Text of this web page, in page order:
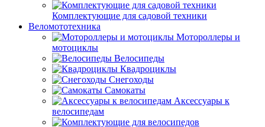
Комплектующие для садовой техники
Веломототехника
Мотороллеры и
мотоциклы
Велосипеды
Квадроциклы
Снегоходы
Самокаты
Аксессуары к
велосипедам